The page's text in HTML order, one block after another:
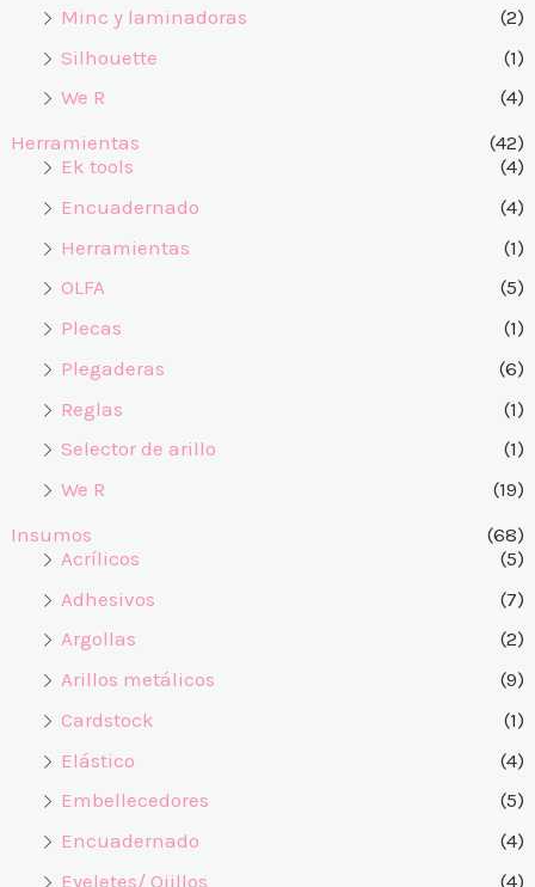
Minc y laminadoras
(2)
Silhouette
(1)
We R
(4)
Herramientas
(42)
Ek tools
(4)
Encuadernado
(4)
Herramientas
(1)
OLFA
(5)
Plecas
(1)
Plegaderas
(6)
Reglas
(1)
Selector de arillo
(1)
We R
(19)
Insumos
(68)
Acrílicos
(5)
Adhesivos
(7)
Argollas
(2)
Arillos metálicos
(9)
Cardstock
(1)
Elástico
(4)
Embellecedores
(5)
Encuadernado
(4)
Eyeletes/ Ojillos
(4)